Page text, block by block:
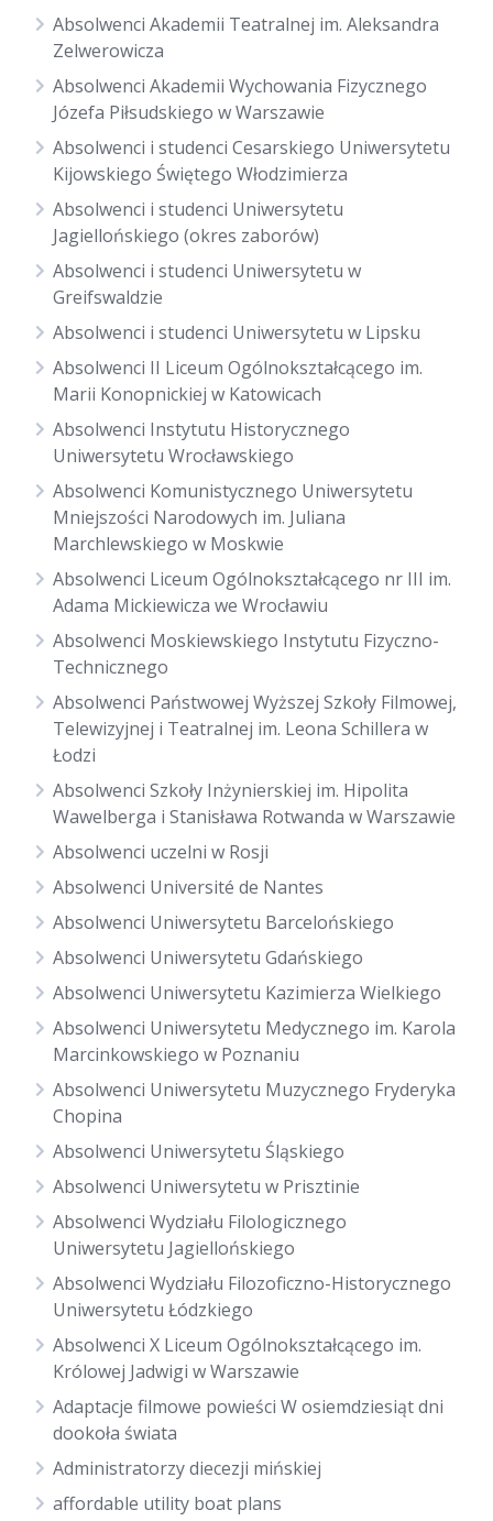
Absolwenci Akademii Teatralnej im. Aleksandra
Zelwerowicza
Absolwenci Akademii Wychowania Fizycznego
Józefa Piłsudskiego w Warszawie
Absolwenci i studenci Cesarskiego Uniwersytetu
Kijowskiego Świętego Włodzimierza
Absolwenci i studenci Uniwersytetu
Jagiellońskiego (okres zaborów)
Absolwenci i studenci Uniwersytetu w
Greifswaldzie
Absolwenci i studenci Uniwersytetu w Lipsku
Absolwenci II Liceum Ogólnokształcącego im.
Marii Konopnickiej w Katowicach
Absolwenci Instytutu Historycznego
Uniwersytetu Wrocławskiego
Absolwenci Komunistycznego Uniwersytetu
Mniejszości Narodowych im. Juliana
Marchlewskiego w Moskwie
Absolwenci Liceum Ogólnokształcącego nr III im.
Adama Mickiewicza we Wrocławiu
Absolwenci Moskiewskiego Instytutu Fizyczno-
Technicznego
Absolwenci Państwowej Wyższej Szkoły Filmowej,
Telewizyjnej i Teatralnej im. Leona Schillera w
Łodzi
Absolwenci Szkoły Inżynierskiej im. Hipolita
Wawelberga i Stanisława Rotwanda w Warszawie
Absolwenci uczelni w Rosji
Absolwenci Université de Nantes
Absolwenci Uniwersytetu Barcelońskiego
Absolwenci Uniwersytetu Gdańskiego
Absolwenci Uniwersytetu Kazimierza Wielkiego
Absolwenci Uniwersytetu Medycznego im. Karola
Marcinkowskiego w Poznaniu
Absolwenci Uniwersytetu Muzycznego Fryderyka
Chopina
Absolwenci Uniwersytetu Śląskiego
Absolwenci Uniwersytetu w Prisztinie
Absolwenci Wydziału Filologicznego
Uniwersytetu Jagiellońskiego
Absolwenci Wydziału Filozoficzno-Historycznego
Uniwersytetu Łódzkiego
Absolwenci X Liceum Ogólnokształcącego im.
Królowej Jadwigi w Warszawie
Adaptacje filmowe powieści W osiemdziesiąt dni
dookoła świata
Administratorzy diecezji mińskiej
affordable utility boat plans